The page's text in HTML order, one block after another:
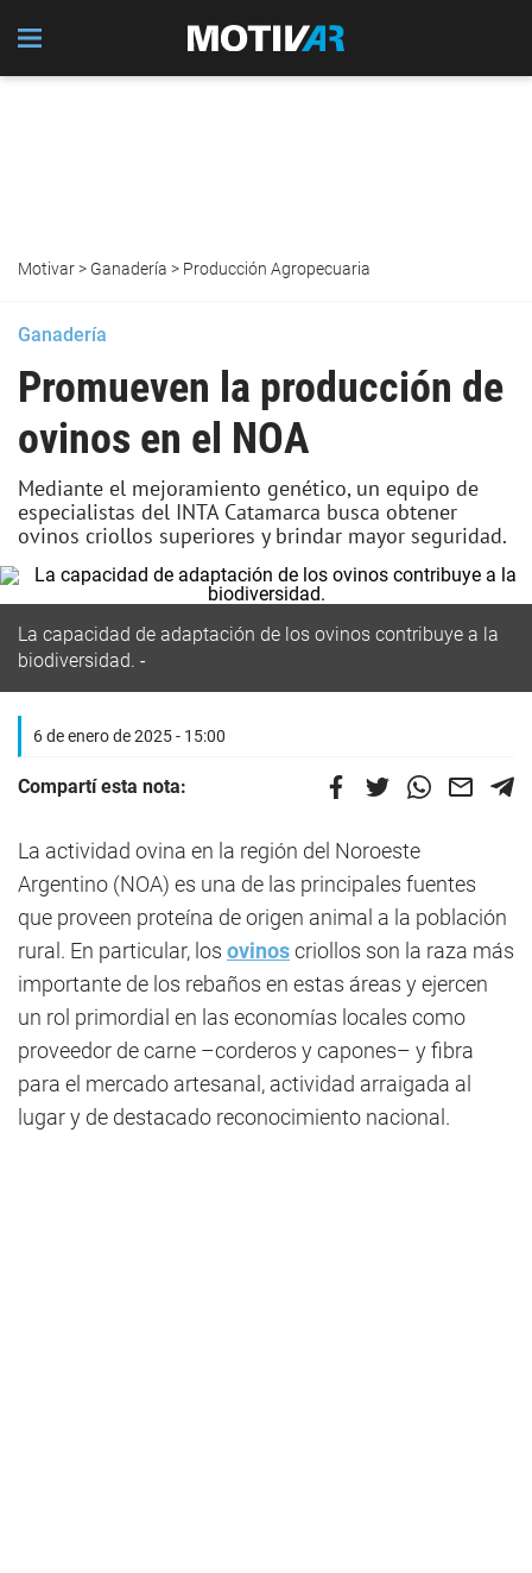
Motivar> Ganadería > Producción Agropecuaria
Ganadería
Promueven la producción de
ovinos en el NOA
Mediante el mejoramiento genético, un equipo de
especialistas del INTA Catamarca busca obtener
ovinos criollos superiores y brindar mayor seguridad.
La capacidad de adaptación de los ovinos contribuye a la
biodiversidad.
6 de enero de 2025 - 15:00
Compartí esta nota:
La actividad ovina en la región del Noroeste
Argentino (NOA) es una de las principales fuentes
que proveen proteína de origen animal a la población
rural. En particular, los ovinoscriollos son la raza más
importante de los rebaños en estas áreas y ejercen
un rol primordial en las economías locales como
proveedor de carne –corderos y capones– y fibra
para el mercado artesanal, actividad arraigada al
lugar y de destacado reconocimiento nacional.